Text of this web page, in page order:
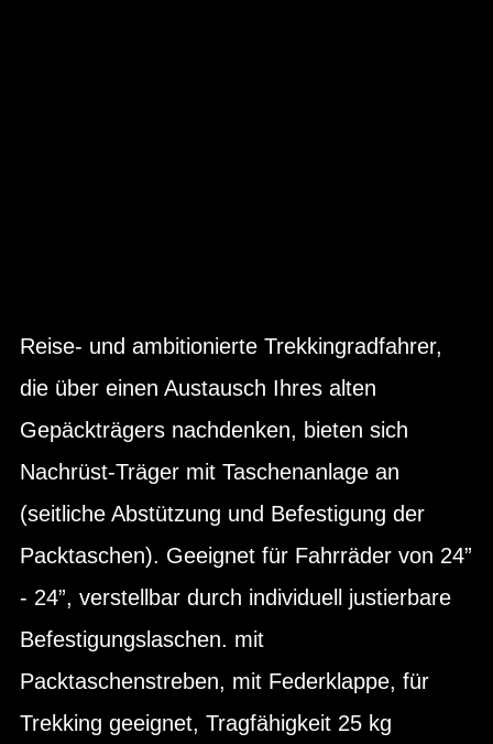
Reise- und ambitionierte Trekkingradfahrer,
die über einen Austausch Ihres alten
Gepäckträgers nachdenken, bieten sich
Nachrüst-Träger mit Taschenanlage an
(seitliche Abstützung und Befestigung der
Packtaschen). Geeignet für Fahrräder von 24”
- 24”, verstellbar durch individuell justierbare
Befestigungslaschen. mit
Packtaschenstreben, mit Federklappe, für
Trekking geeignet, Tragfähigkeit 25 kg